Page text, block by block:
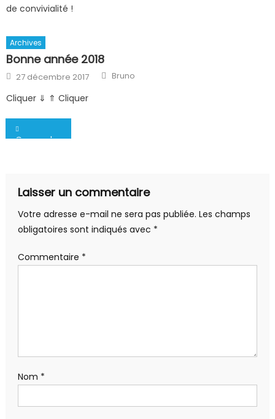
de convivialité !
Archives
Bonne année 2018
Posted
on
27 décembre 2017 Author
Bruno
Cliquer ⇓ ⇑ Cliquer
Navigation
Coupe de France U21 en simple.
Laisser un commentaire
Votre adresse e-mail ne sera pas publiée. Les champs
obligatoires sont indiqués avec *
Commentaire *
Nom *